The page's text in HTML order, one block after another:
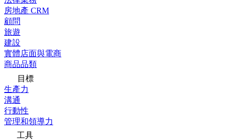
房地產 CRM
顧問
旅遊
建設
實體店面與電商
商品品類
目標
生產力
溝通
行動性
管理和領導力
工具